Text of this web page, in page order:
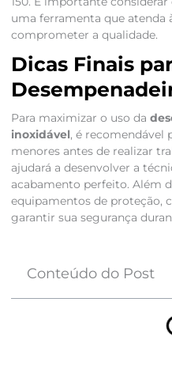
uma ferramenta que atenda
comprometer a qualidade.
Dicas Finais
Para maximizar o uso da
inoxidável, é recomendável
menores antes de realizar
ajudará a desenvolver a
acabamento perfeito. Além
equipamentos de proteção,
garantir sua segurança
Conteúdo do Post